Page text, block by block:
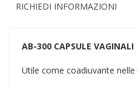
RICHIEDI INFORMAZIONI
AB-300 CAPSULE VAGINALI
Utile come coadiuvante nelle